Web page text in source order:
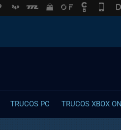
TRUCOS PC TRUCOS XBOX